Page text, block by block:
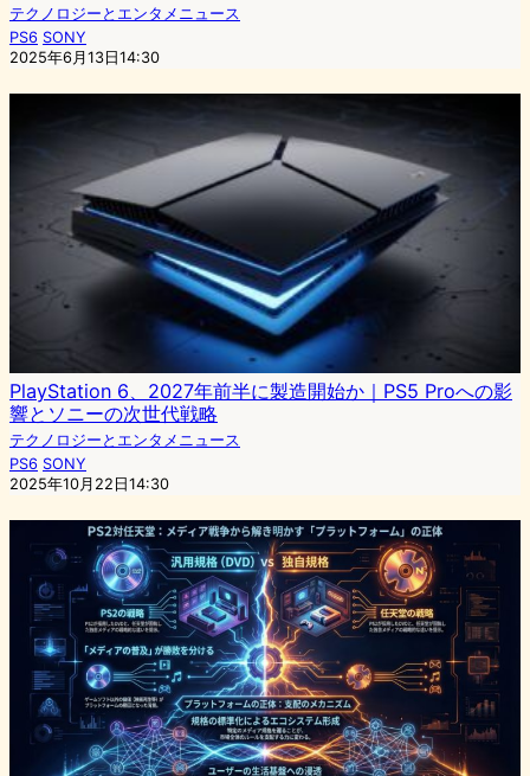
テクノロジーとエンタメニュース
PS6 SONY
2025年6月13日14:30
PlayStation 6、2027年前半に製造開始か｜PS5 Proへの影
響とソニーの次世代戦略
テクノロジーとエンタメニュース
PS6 SONY
2025年10月22日14:30